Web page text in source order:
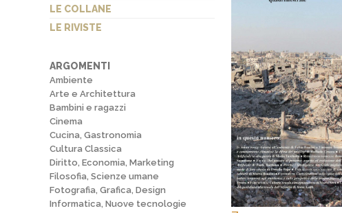
LE COLLANE
LE RIVISTE
ARGOMENTI
Ambiente
Arte e Architettura
Bambini e ragazzi
Cinema
Cucina, Gastronomia
Cultura Classica
Diritto, Economia, Marketing
Filosofia, Scienze umane
Fotografia, Grafica, Design
Informatica, Nuove tecnologie